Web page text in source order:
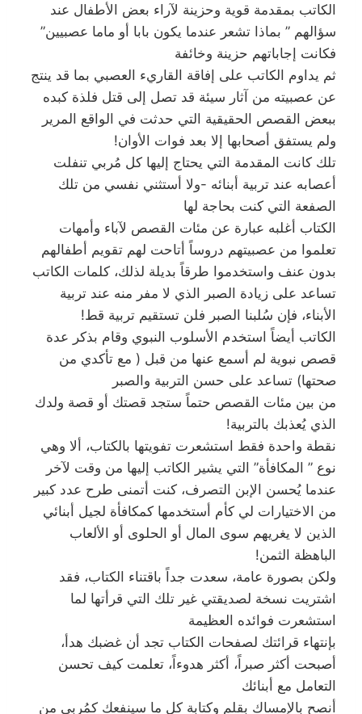
الكاتب بمقدمة قوية وحزينة لآراء بعض الأطفال عند
سؤالهم ” بماذا تشعر عندما يكون بابا أو ماما عصبيين”
فكانت إجاباتهم حزينة وخائفة
ثم يداوم الكاتب على إفاقة القاريء العصبي بما قد ينتج
عن عصبيته من آثار سيئة قد تصل إلى قتل فلذة كبده
ببعض القصص الحقيقية التي حدثت في الواقع المرير
ولم يستفق أصحابها إلا بعد فوات الأوان!
تلك كانت المقدمة التي يحتاج إليها كل مُربي تنفلت
أعصابه عند تربية أبنائه -ولا أستثني نفسي من تلك
الصفعة التي كنت بحاجة لها
الكتاب أغلبه عبارة عن مئات القصص لآباء وأمهات
تعلموا من عصبيتهم دروساً أتاحت لهم تقويم أطفالهم
بدون عنف واستخدموا طرقاً بديلة لذلك، كلمات الكاتب
تساعد على زيادة الصبر الذي لا مفر منه عند تربية
الأبناء، فإن سُلبنا الصبر فلن تستقيم تربية قط!
الكاتب أيضاً استخدم الأسلوب النبوي وقام بذكر عدة
قصص نبوية لم أسمع عنها من قبل ( مع تأكدي من
صحتها) تساعد على حسن التربية والصبر
من بين مئات القصص حتماً ستجد قصتك أو قصة ولدك
الذي يُعذبك بالتربية!
نقطة واحدة فقط استشعرت تفويتها بالكتاب، ألا وهي
نوع ” المكافأة” التي يشير الكاتب إليها من وقت لآخر
عندما يُحسن الإبن التصرف، كنت أتمنى طرح عدد كبير
من الاختيارات لي كأم أستخدمها كمكافأة لجيل أبنائي
الذين لا يغريهم سوى المال أو الحلوى أو الألعاب
الباهظة الثمن!
ولكن بصورة عامة، سعدت جداً باقتناء الكتاب، فقد
اشتريت نسخة لصديقتي غير تلك التي قرأتها لما
استشعرت فوائده العظيمة
بإنتهاء قرائتك لصفحات الكتاب تجد أن غضبك هدأ،
أصبحت أكثر صبراً، أكثر هدوءاً، تعلمت كيف تحسن
التعامل مع أبنائك
أنصح بالإمساك بقلم وكتابة كل ما سينفعك كمُربي من